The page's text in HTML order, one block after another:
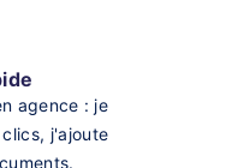
agence : je
j'ajoute